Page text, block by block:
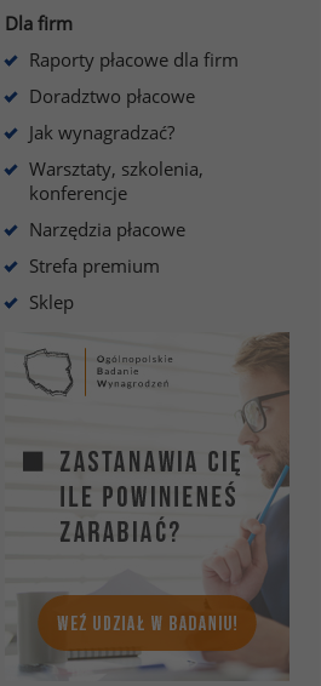
Dla firm
Raporty płacowe dla firm
Doradztwo płacowe
Jak wynagradzać?
Warsztaty, szkolenia,
konferencje
Narzędzia płacowe
Strefa premium
Sklep